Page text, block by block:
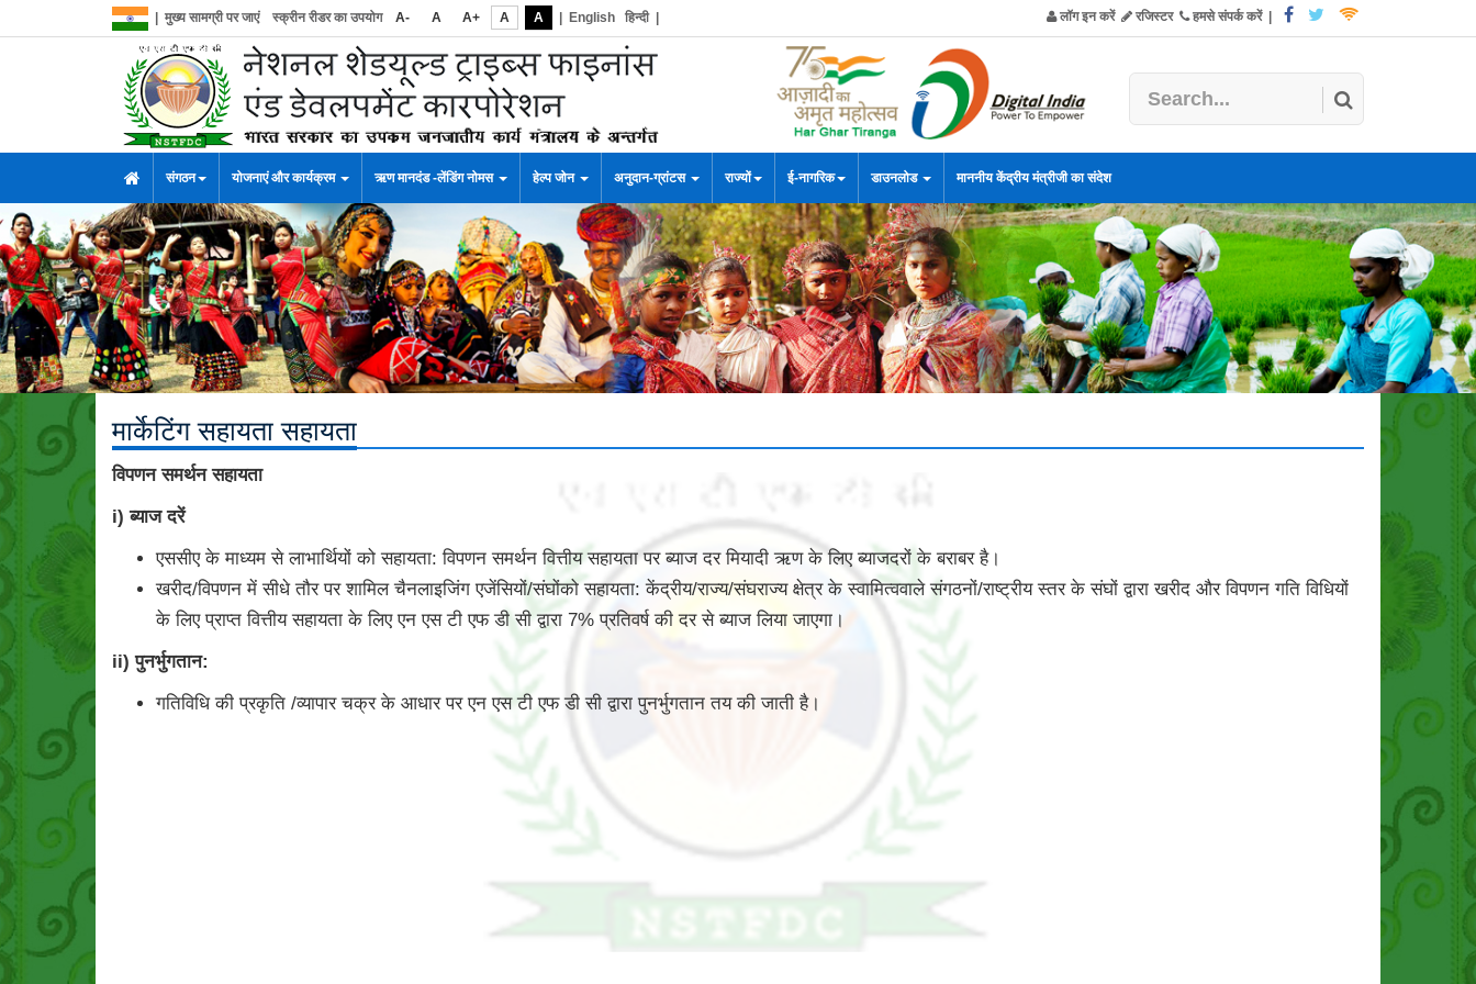
मुख्य सामग्री पर जाएं स्क्रीन रीडर का उपयोग A- A A+ A A English हिन्दी| लॉग इन करें रजिस्टर हमसे संपर्क करें|
संगठन योजनाएं और कार्यक्रम ऋण मानदंड -लेंडिंग नोमस हेल्प जोन अनुदान-ग्रांटस राज्यों ई-नागरिक डाउनलोड माननीय केंद्रीय मंत्रीजी का संदेश
मार्केटिंग सहायता सहायता
विपणन समर्थन सहायता
i) ब्याज दरें
एससीए के माध्यम से लाभार्थियों को सहायता: विपणन समर्थन वित्तीय सहायता पर ब्याज दर मियादी ऋण के लिए ब्याजदरों के बराबर है।
खरीद/विपणन में सीधे तौर पर शामिल चैनलाइजिंग एजेंसियों/संघोंको सहायता: केंद्रीय/राज्य/संघराज्य क्षेत्र के स्वामित्ववाले संगठनों/राष्ट्रीय स्तर के संघों द्वारा खरीद और विपणन गति विधियों
के लिए प्राप्त वित्तीय सहायता के लिए एन एस टी एफ डी सी द्वारा 7% प्रतिवर्ष की दर से ब्याज लिया जाएगा।
ii) पुनर्भुगतान:
गतिविधि की प्रकृति /व्यापार चक्र के आधार पर एन एस टी एफ डी सी द्वारा पुनर्भुगतान तय की जाती है।